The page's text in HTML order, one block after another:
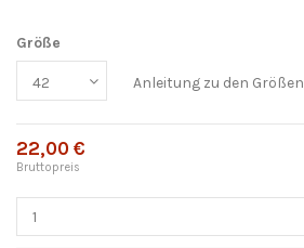
Größe
Anleitung zu den Größen
22,00 €
Bruttopreis